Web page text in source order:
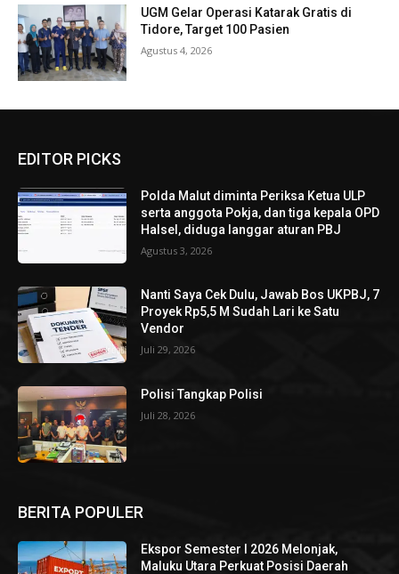
UGM Gelar Operasi Katarak Gratis di
Tidore, Target 100 Pasien
Agustus 4, 2026
EDITOR PICKS
Polda Malut diminta Periksa Ketua ULP
serta anggota Pokja, dan tiga kepala OPD
Halsel, diduga langgar aturan PBJ
Agustus 3, 2026
Nanti Saya Cek Dulu, Jawab Bos UKPBJ, 7
Proyek Rp5,5 M Sudah Lari ke Satu
Vendor
Juli 29, 2026
Polisi Tangkap Polisi
Juli 28, 2026
BERITA POPULER
Ekspor Semester I 2026 Melonjak,
Maluku Utara Perkuat Posisi Daerah